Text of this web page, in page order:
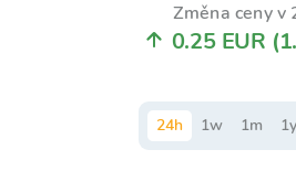
Změna ceny v
0.25 EUR
24h 1w 1m 1y